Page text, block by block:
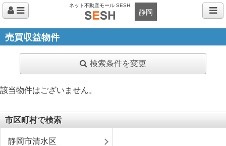
ネット不動産モール SESH
静岡
売買収益物件
検索条件を変更
該当物件はございません。
市区町村で検索
静岡市清水区